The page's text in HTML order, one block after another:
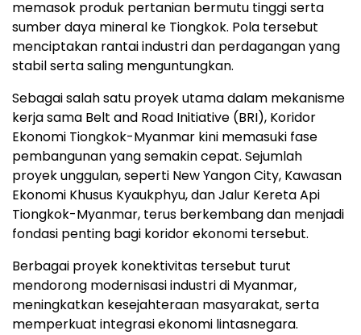
memasok produk pertanian bermutu tinggi serta
sumber daya mineral ke Tiongkok. Pola tersebut
menciptakan rantai industri dan perdagangan yang
stabil serta saling menguntungkan.
Sebagai salah satu proyek utama dalam mekanisme
kerja sama Belt and Road Initiative (BRI), Koridor
Ekonomi Tiongkok-Myanmar kini memasuki fase
pembangunan yang semakin cepat. Sejumlah
proyek unggulan, seperti New Yangon City, Kawasan
Ekonomi Khusus Kyaukphyu, dan Jalur Kereta Api
Tiongkok-Myanmar, terus berkembang dan menjadi
fondasi penting bagi koridor ekonomi tersebut.
Berbagai proyek konektivitas tersebut turut
mendorong modernisasi industri di Myanmar,
meningkatkan kesejahteraan masyarakat, serta
memperkuat integrasi ekonomi lintasnegara.